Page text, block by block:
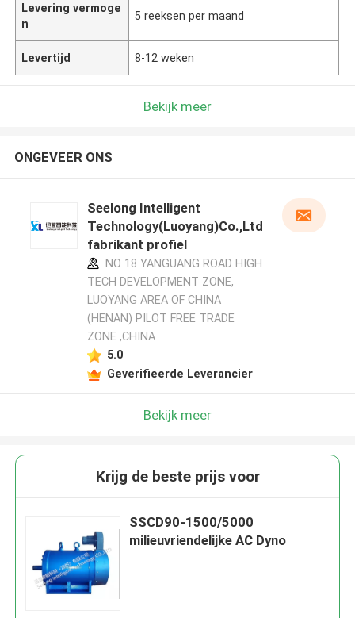
Levering vermoge
n
5 reeksen per maand
Levertijd 8-12 weken
Bekijk meer
ONGEVEER ONS
Seelong Intelligent
Technology(Luoyang)Co.,Ltd
fabrikant profiel
NO 18 YANGUANG ROAD HIGH
TECH DEVELOPMENT ZONE,
LUOYANG AREA OF CHINA
(HENAN) PILOT FREE TRADE
ZONE ,CHINA
5.0
Geverifieerde Leverancier
Bekijk meer
Krijg de beste prijs voor
SSCD90-1500/5000
milieuvriendelijke AC Dyno